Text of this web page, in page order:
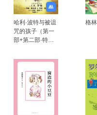
哈利·波特与被诅
咒的孩子（第一
部+第二部·特别
格